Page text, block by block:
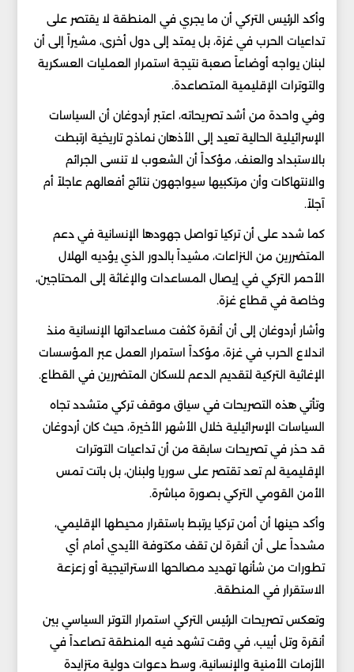
وأكد الرئيس التركي أن ما يجري في المنطقة لا يقتصر على
تداعيات الحرب في غزة، بل يمتد إلى دول أخرى، مشيراً إلى أن
لبنان يواجه أوضاعاً صعبة نتيجة استمرار العمليات العسكرية
والتوترات الإقليمية المتصاعدة.
وفي واحدة من أشد تصريحاته، اعتبر أردوغان أن السياسات
الإسرائيلية الحالية تعيد إلى الأذهان نماذج تاريخية ارتبطت
بالاستبداد والعنف، مؤكداً أن الشعوب لا تنسى الجرائم
والانتهاكات وأن مرتكبيها سيواجهون نتائج أفعالهم عاجلاً أم
آجلاً.
كما شدد على أن تركيا تواصل جهودها الإنسانية في دعم
المتضررين من النزاعات، مشيداً بالدور الذي يؤديه الهلال
الأحمر التركي في إيصال المساعدات والإغاثة إلى المحتاجين،
وخاصة في قطاع غزة.
وأشار أردوغان إلى أن أنقرة كثفت مساعداتها الإنسانية منذ
اندلاع الحرب في غزة، مؤكداً استمرار العمل عبر المؤسسات
الإغاثية التركية لتقديم الدعم للسكان المتضررين في القطاع.
وتأتي هذه التصريحات في سياق موقف تركي متشدد تجاه
السياسات الإسرائيلية خلال الأشهر الأخيرة، حيث كان أردوغان
قد حذر في تصريحات سابقة من أن تداعيات التوترات
الإقليمية لم تعد تقتصر على سوريا ولبنان، بل باتت تمس
الأمن القومي التركي بصورة مباشرة.
وأكد حينها أن أمن تركيا يرتبط باستقرار محيطها الإقليمي،
مشدداً على أن أنقرة لن تقف مكتوفة الأيدي أمام أي
تطورات من شأنها تهديد مصالحها الاستراتيجية أو زعزعة
الاستقرار في المنطقة.
وتعكس تصريحات الرئيس التركي استمرار التوتر السياسي بين
أنقرة وتل أبيب، في وقت تشهد فيه المنطقة تصاعداً في
الأزمات الأمنية والإنسانية، وسط دعوات دولية متزايدة